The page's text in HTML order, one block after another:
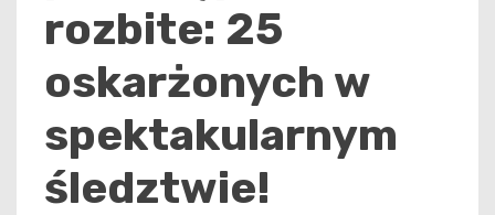
rozbite: 25
oskarżonych w
spektakularnym
śledztwie!